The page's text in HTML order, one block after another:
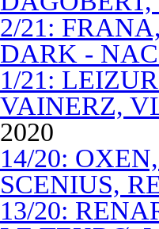
2/21:
DARK -
1/21:
VAINERZ,
2020
14/20:
SCENIUS,
13/20: